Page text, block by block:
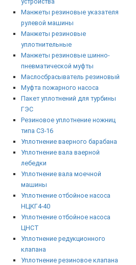
Манжеты резиновые указателя
рулевой машины
Манжеты резиновые
уплотнительные
Манжеты резиновые шинно-
пневматической муфты
Маслосбрасыватель резиновый
Муфта пожарного насоса
Пакет уплотнений для турбины
ГЭС
Резиновое уплотнение ножниц
типа СЗ-16
Уплотнение ваерного барабана
Уплотнение вала ваерной
лебедки
Уплотнение вала моечной
машины
Уплотнение отбойное насоса
НЦКГ4-40
Уплотнение отбойное насоса
ЦНСТ
Уплотнение редукционного
клапана
Уплотнение резиновое клапана